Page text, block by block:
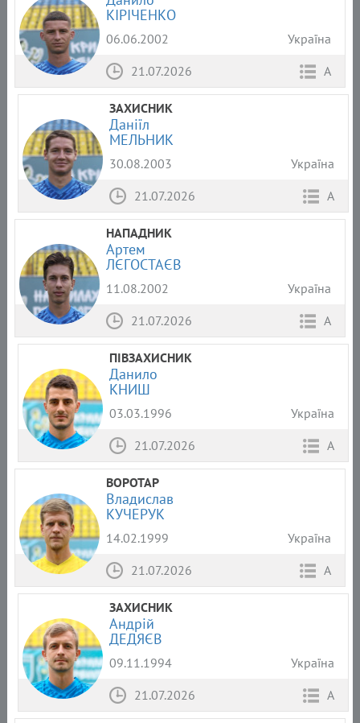
КІРІЧЕНКО
06.06.2002
Україна
21.07.2026
А
ЗАХИСНИК
Даніїл
МЕЛЬНИК
30.08.2003
Україна
21.07.2026
А
НАПАДНИК
Артем
ЛЄГОСТАЄВ
11.08.2002
Україна
21.07.2026
А
ПІВЗАХИСНИК
Данило
КНИШ
03.03.1996
Україна
21.07.2026
А
ВОРОТАР
Владислав
КУЧЕРУК
14.02.1999
Україна
21.07.2026
А
ЗАХИСНИК
Андрій
ДЕДЯЄВ
09.11.1994
Україна
21.07.2026
А